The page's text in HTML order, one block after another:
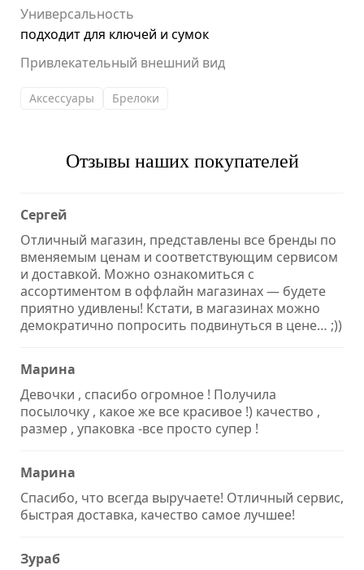
Универсальность
подходит для ключей и сумок
Привлекательный внешний вид
Аксессуары Брелоки
Отзывы наших покупателей
Сергей
Отличный магазин, представлены все бренды по
вменяемым ценам и соответствующим сервисом
и доставкой. Можно ознакомиться с
ассортиментом в оффлайн магазинах — будете
приятно удивлены! Кстати, в магазинах можно
демократично попросить подвинуться в цене… ;))
Марина
Девочки , спасибо огромное ! Получила
посылочку , какое же все красивое !) качество ,
размер , упаковка -все просто супер !
Марина
Спасибо, что всегда выручаете! Отличный сервис,
быстрая доставка, качество самое лучшее!
Зураб